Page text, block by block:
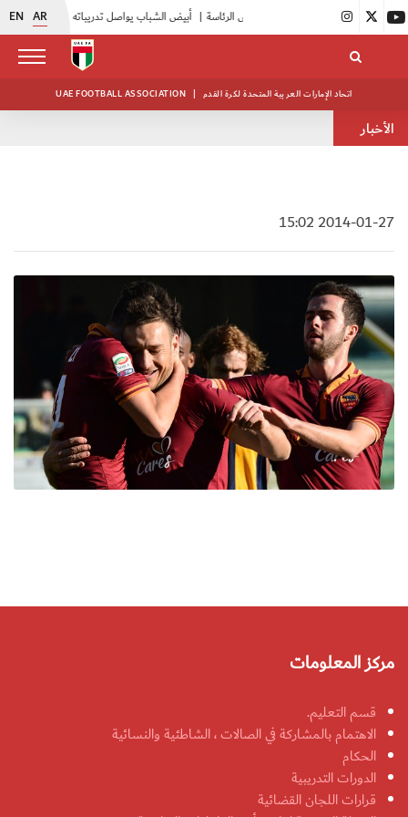
EN AR أبيض الشباب يواصل تدريباته في معسكره بأبوظبي | انطلاق منافسات بطولة النخبة لحرس الرئاسة |
UAE FOOTBALL ASSOCIATION | اتحاد الإمارات العربية المتحدة لكرة القدم
الأخبار
2014-01-27 15:02
مركز المعلومات
قسم التعليم.
الاهتمام بالمشاركة في الصالات ، الشاطئية والنسائية
الحكام
الدورات التدريبية
قرارات اللجان القضائية